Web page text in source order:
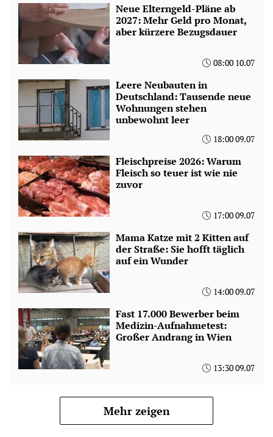
Neue Elterngeld-Pläne ab
2027: Mehr Geld pro Monat,
aber kürzere Bezugsdauer
08:00 10.07
Leere Neubauten in
Deutschland: Tausende neue
Wohnungen stehen
unbewohnt leer
18:00 09.07
Fleischpreise 2026: Warum
Fleisch so teuer ist wie nie
zuvor
17:00 09.07
Mama Katze mit 2 Kitten auf
der Straße: Sie hofft täglich
auf ein Wunder
14:00 09.07
Fast 17.000 Bewerber beim
Medizin-Aufnahmetest:
Großer Andrang in Wien
13:30 09.07
Mehr zeigen